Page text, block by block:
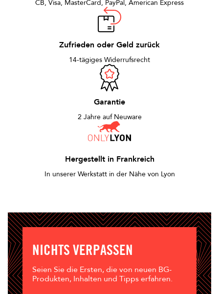
CB, Visa, MasterCard, PayPal, American Express
Zufrieden oder Geld zurück
14-tägiges Widerrufsrecht
Garantie
2 Jahre auf Neuware
Hergestellt in Frankreich
In unserer Werkstatt in der Nähe von Lyon
NICHTS VERPASSEN
Seien Sie die Ersten, die von neuen BG-
Produkten, Inhalten und Tipps erfahren.